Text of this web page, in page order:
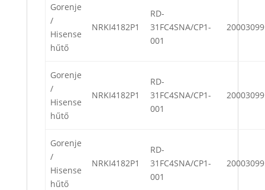
Gorenje
/
Hisense
hűtő
NRKI4182P1
RD-
31FC4SNA/CP1-
001
20003099
Gorenje
/
Hisense
hűtő
NRKI4182P1
RD-
31FC4SNA/CP1-
001
20003099
Gorenje
/
Hisense
hűtő
NRKI4182P1
RD-
31FC4SNA/CP1-
001
20003099